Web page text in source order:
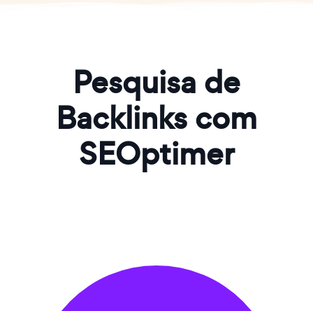
Pesquisa de
Backlinks com
SEOptimer